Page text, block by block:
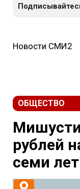
Новости СМИ2
ОБЩЕСТВО
рублей
семи лет